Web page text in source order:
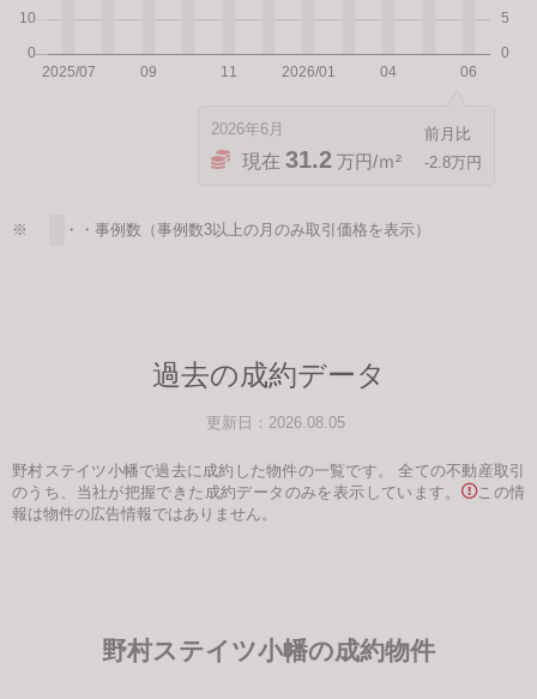
2026年6月
現在 31.2 万円/ｍ² -2.8万円
※ ・・・事例数（事例数3以上の月のみ取引価格を表示）
過去の成約データ
更新日：2026.08.05
野村ステイツ小幡で過去に成約した物件の一覧です。全ての不動産取引
のうち、当社が把握できた成約データのみを表示しています。
この情
報は物件の広告情報ではありません。
野村ステイツ小幡の成約物件